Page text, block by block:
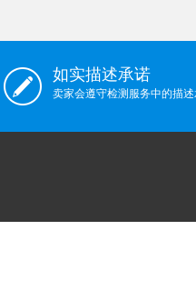
如实描述承诺
卖家会遵守检测服务中的描